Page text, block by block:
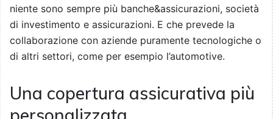
niente sono sempre più banche&assicurazioni, società
di investimento e assicurazioni. E che prevede la
collaborazione con aziende puramente tecnologiche o
di altri settori, come per esempio l’automotive.
Una copertura assicurativa più